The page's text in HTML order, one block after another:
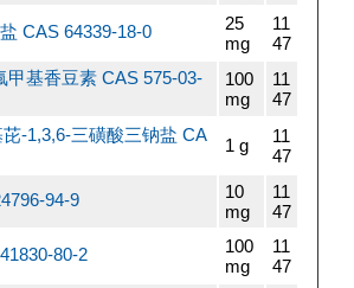
CAS 64339-18-0
25
mg
11
47
甲基香豆素 CAS 575-03-
100
mg
11
47
-1,3,6-三磺酸三钠盐 CA
1 g
11
47
94-9
10
mg
11
47
80-2
100
mg
11
47